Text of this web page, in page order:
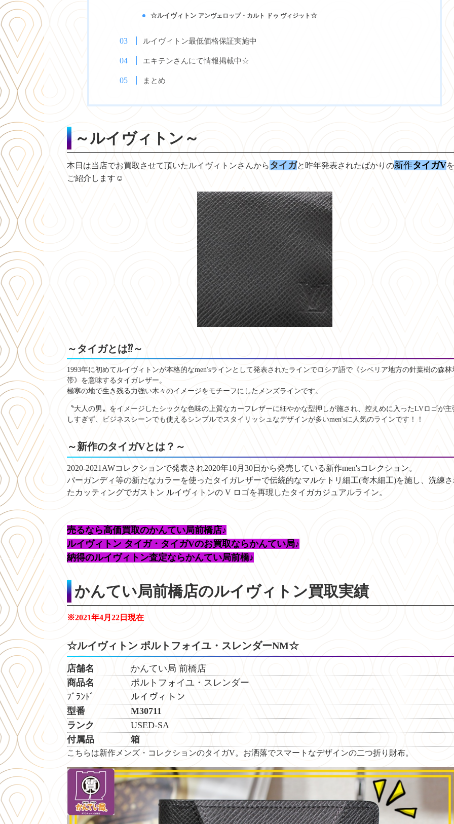
☆ルイヴィトン アンヴェロップ・カルト ドゥ ヴィジット☆
ルイヴィトン最低価格保証実施中
エキテンさんにて情報掲載中☆
まとめ
～ルイヴィトン～
本日は当店でお買取させて頂いたルイヴィトンさんから タイガと昨年発表されたばかりの新作タイガVを
ご紹介します☺
～タイガとは⁇～
1993年に初めてルイヴィトンが本格的なmen'sラインとして発表されたラインでロシア語で《シベリア地方の針葉樹の森林
帯》を意味するタイガレザー。
極寒の地で生き残る力強い木々のイメージをモチーフにしたメンズラインです。
〝大人の男〟をイメージしたシックな色味の上質なカーフレザーに細やかな型押しが施され、控えめに入ったLVロゴが主
しすぎず、ビジネスシーンでも使えるシンプルでスタイリッシュなデザインが多いmen'sに人気のラインです！！
～新作のタイガVとは？～
2020-2021AWコレクションで発表され2020年10月30日から発売している新作men'sコレクション。
バーガンディ等の新たなカラーを使ったタイガレザーで伝統的なマルケトリ細工(寄木細工)を施し、 洗練
たカッティングでガストン ルイヴィトンの V ロゴを再現したタイガカジュアルライン。
売るなら高価買取のかんてい局前橋店♪
ルイヴィトン タイガ・タイガVのお買取ならかんてい局♪
納得のルイヴィトン査定ならかんてい局前橋♪
かんてい局前橋店のルイヴィトン買取実績
※2021年4月22日現在
☆ルイヴィトン ポルトフォイユ・スレンダーNM☆
店舗名 かんてい局 前橋店
商品名 ポルトフォイユ・スレンダー
ﾌﾞﾗﾝﾄﾞ ルイヴィトン
型番 M30711
ランク USED-SA
付属品 箱
こちらは新作メンズ・コレクションのタイガV。 お洒落でスマートなデザインの二つ折り財布。